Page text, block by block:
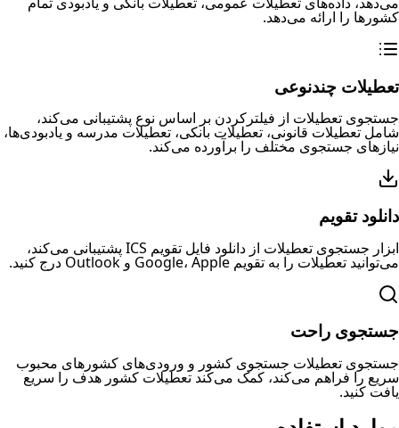
کشورها را ارائه می‌دهد.
تعطیلات چندنوعی
جستجوی تعطیلات از فیلترکردن بر اساس نوع پشتیبانی می‌کند،
شامل تعطیلات قانونی، تعطیلات بانکی، تعطیلات مدرسه و یادبودی‌ها،
نیاز‌های جستجوی مختلف را برآورده می‌کند.
دانلود تقویم
ابزار جستجوی تعطیلات از دانلود فایل تقویم ICS پشتیبانی می‌کند،
می‌توانید تعطیلات را به تقویم Google، Apple و Outlook درج کنید.
جستجوی راحت
جستجوی تعطیلات جستجوی کشور و ورودی‌های کشورهای محبوب
سریع را فراهم می‌کند، کمک می‌کند تعطیلات کشور هدف را سریع
یافت کنید.